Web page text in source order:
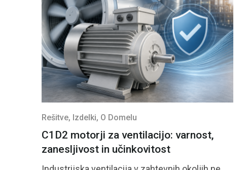
Rešitve, Izdelki, O Domelu
C1D2 motorji za ventilacijo: varnost,
zanesljivost in učinkovitost